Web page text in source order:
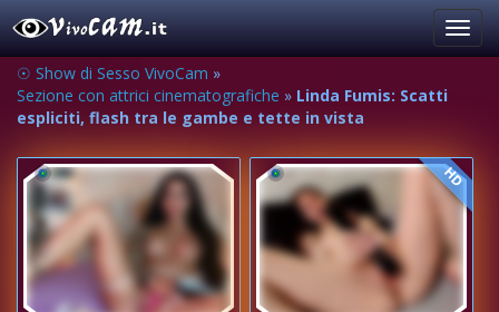
☉ Show di Sesso VivoCam »
Sezione con attrici cinematografiche » Linda Fumis: Scatti
espliciti, flash tra le gambe e tette in vista
HD